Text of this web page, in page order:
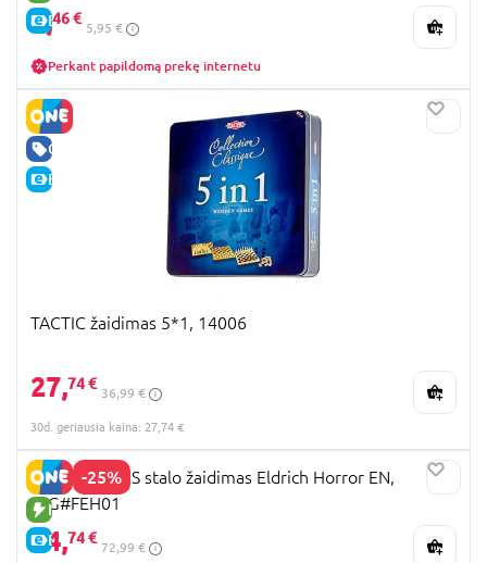
E-KAINA
4,46 €
5,95 €
Perkant papildomą prekę internetu
GERA KAINA
E-KAINA
TACTIC žaidimas 5*1, 14006
27,74 €
36,99 €
30d. geriausia kaina: 27,74 €
-25%
NAUJA PREKĖ
E-KAINA
BRAIN GAMES stalo žaidimas Eldrich Horror EN,
FFG#FEH01
54,74 €
72,99 €